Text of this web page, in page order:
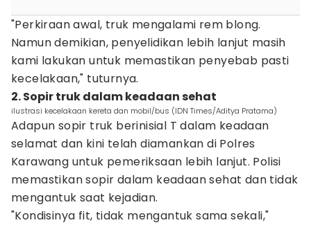
"Perkiraan awal, truk mengalami rem blong.
Namun demikian, penyelidikan lebih lanjut masih
kami lakukan untuk memastikan penyebab pasti
kecelakaan," tuturnya.
2. Sopir truk dalam keadaan sehat
ilustrasi kecelakaan kereta dan mobil/bus (IDN Times/Aditya Pratama)
Adapun sopir truk berinisial T dalam keadaan
selamat dan kini telah diamankan di Polres
Karawang untuk pemeriksaan lebih lanjut. Polisi
memastikan sopir dalam keadaan sehat dan tidak
mengantuk saat kejadian.
"Kondisinya fit, tidak mengantuk sama sekali,"